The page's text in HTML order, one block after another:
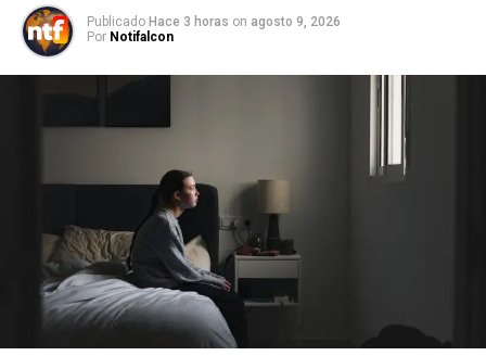
Publicado Hace 3 horas on agosto 9, 2026
Por Notifalcon